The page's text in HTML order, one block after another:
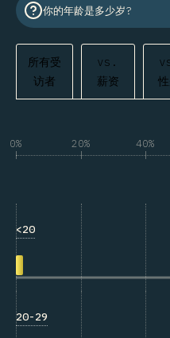
你的年龄是多少岁?
所有受
访者
vs.
薪资
0% 20% 40%
<20
20-29